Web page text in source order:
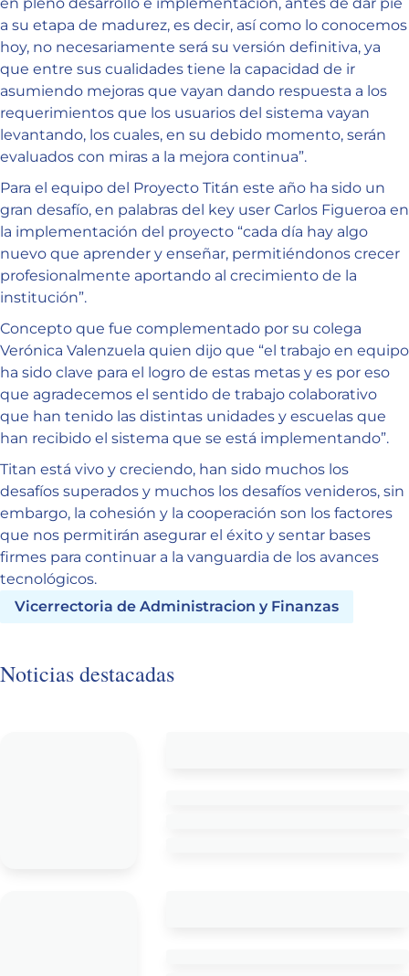
en pleno desarrollo e implementación, antes de dar pie
a su etapa de madurez, es decir, así como lo conocemos
hoy, no necesariamente será su versión definitiva, ya
que entre sus cualidades tiene la capacidad de ir
asumiendo mejoras que vayan dando respuesta a los
requerimientos que los usuarios del sistema vayan
levantando, los cuales, en su debido momento, serán
evaluados con miras a la mejora continua”.
Para el equipo del Proyecto Titán este año ha sido un
gran desafío, en palabras del key user Carlos Figueroa en
la implementación del proyecto “cada día hay algo
nuevo que aprender y enseñar, permitiéndonos crecer
profesionalmente aportando al crecimiento de la
institución”.
Concepto que fue complementado por su colega
Verónica Valenzuela quien dijo que “el trabajo en equipo
ha sido clave para el logro de estas metas y es por eso
que agradecemos el sentido de trabajo colaborativo
que han tenido las distintas unidades y escuelas que
han recibido el sistema que se está implementando”.
Titan está vivo y creciendo, han sido muchos los
desafíos superados y muchos los desafíos venideros, sin
embargo, la cohesión y la cooperación son los factores
que nos permitirán asegurar el éxito y sentar bases
firmes para continuar a la vanguardia de los avances
tecnológicos.
Vicerrectoria de Administracion y Finanzas
Noticias destacadas